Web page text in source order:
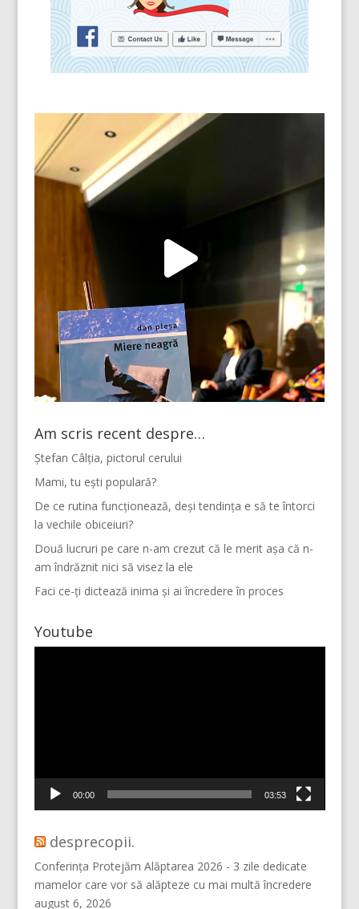
Am scris recent despre…
Ștefan Câlția, pictorul cerului
Mami, tu ești populară?
De ce rutina funcționează, deși tendința e să te întorci
la vechile obiceiuri?
Două lucruri pe care n-am crezut că le merit așa că n-
am îndrăznit nici să visez la ele
Faci ce-ți dictează inima și ai încredere în proces
Youtube
00:00 03:53
desprecopii.
Conferința Protejăm Alăptarea 2026 - 3 zile dedicate
mamelor care vor să alăpteze cu mai multă încredere
august 6, 2026